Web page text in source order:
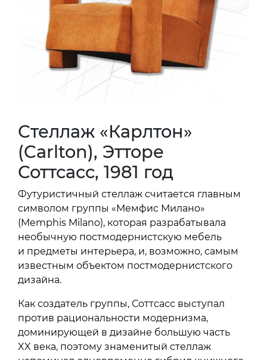
Стеллаж «Карлтон»
(Carlton), Этторе
Соттсасс, 1981 год
Футуристичный стеллаж считается главным
символом группы «Мемфис Милано»
(Memphis Milano), которая разрабатывала
необычную постмодернистскую мебель
и предметы интерьера, и, возможно, самым
известным объектом постмодернистского
дизайна.
Как создатель группы, Соттсасс выступал
против рациональности модернизма,
доминирующей в дизайне большую часть
XX века, поэтому знаменитый стеллаж